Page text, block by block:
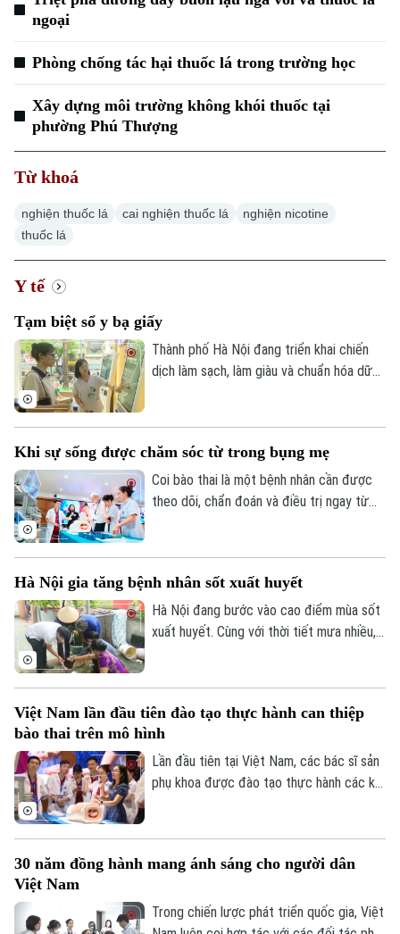
Chuyên mục
Thời sự
Hà Nội
Chính trị
Hà Nội
ngoại
Phòng chống tác hại thuốc lá trong trường học
Xây dựng môi trường không khói thuốc tại
phường Phú Thượng
Từ khoá
nghiện thuốc lá cai nghiện thuốc lá
nghiện nicotine
thuốc lá
Y tế
Tạm biệt sổ y bạ giấy
Thành phố Hà Nội đang triển khai chiến
dịch làm sạch, làm giàu và chuẩn hóa dữ
ngày 15 tháng 10 năm 2026, mỗi người
dân trên địa bàn thành phố đều có một
Sổ sức khỏe điện tử.
Khi sự sống được chăm sóc từ trong bụng mẹ
Coi bào thai là một bệnh nhân cần được
theo dõi, chẩn đoán và điều trị ngay từ
mạnh tại Hội thảo quốc tế "Y học bào
thai: Từ chẩn đoán trước sinh đến điều trị
can thiệp bào thai đa chuyên ngành", diễn
Hà Nội gia tăng bệnh nhân sốt xuất huyết
Hà Nội đang bước vào cao điểm mùa sốt
xuất huyết. Cùng với thời tiết mưa nhiều,
đồng không chủ động thực hiện các biện
pháp phòng, chống.
Việt Nam lần đầu tiên đào tạo thực hành can thiệp
bào thai trên mô hình
Lần đầu tiên tại Việt Nam, các bác sĩ sản
phụ khoa được đào tạo thực hành các kỹ
thế giới. Hoạt động diễn ra trong khuôn
2026.
30 năm đồng hành mang ánh sáng cho người dân
Việt Nam
Trong chiến lược phát triển quốc gia, Việt